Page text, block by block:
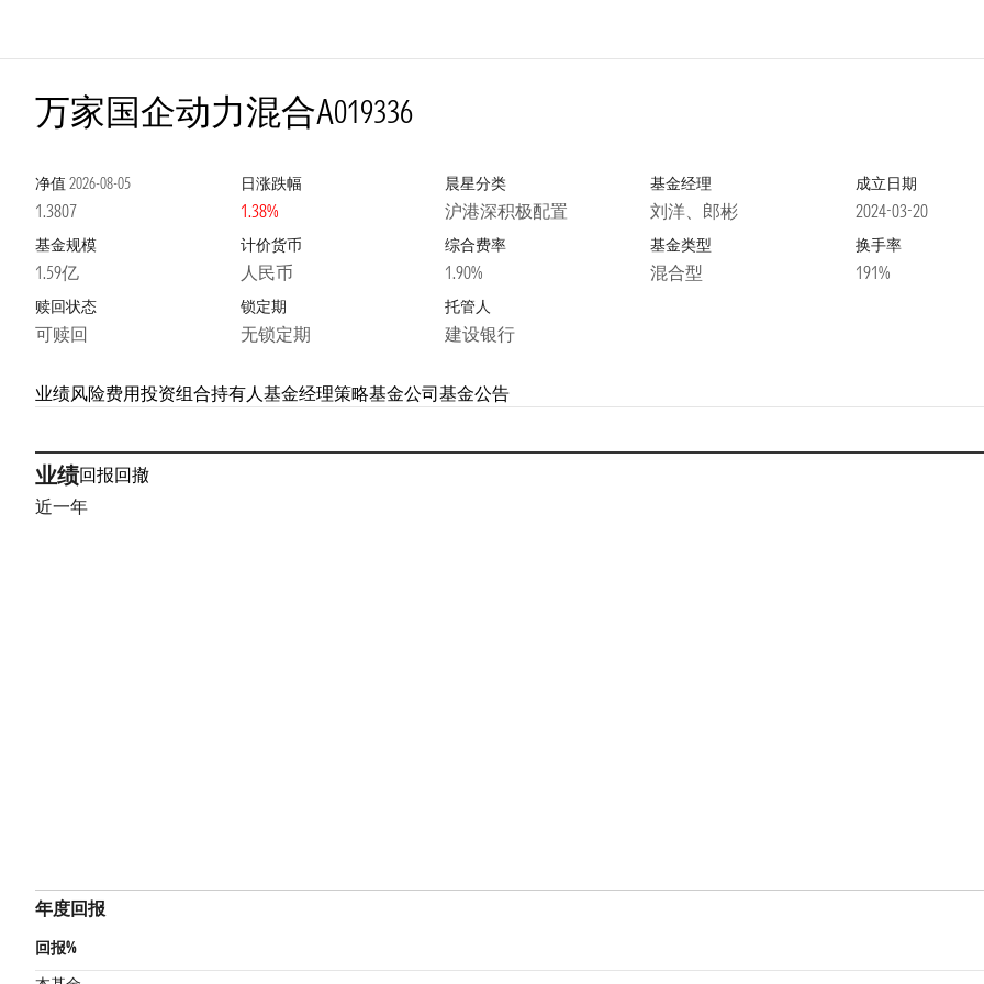
万家国企动力混合A019336
净值 2026-08-05
1.3807
日涨跌幅
1.38%
晨星分类
沪港深积极配置
基金经理
刘洋、郎彬
成立日期
2024-03-20
基金规模
1.59亿
计价货币
人民币
综合费率
1.90%
基金类型
混合型
换手率
191%
赎回状态
可赎回
锁定期
无锁定期
托管人
建设银行
业绩风险费用投资组合持有人基金经理策略基金公司基金公告
业绩回报回撤
近一年
年度回报
回报%